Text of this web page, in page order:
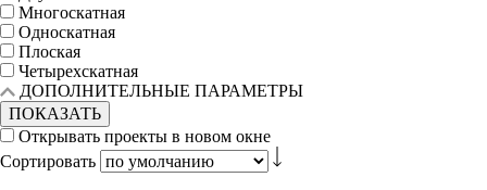
Многоскатная
Односкатная
Плоская
Четырехскатная
ДОПОЛНИТЕЛЬНЫЕ ПАРАМЕТРЫ
ПОКАЗАТЬ
Открывать проекты в новом окне
Сортировать